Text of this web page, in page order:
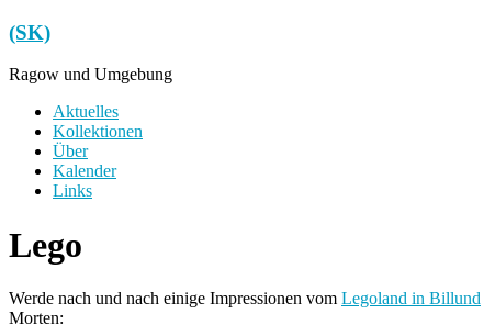
Zum
Inhalt
springen
(SK)
Ragow und Umgebung
Menü
Aktuelles
Kollektionen
Über
Kalender
Links
Lego
Werde nach und nach einige Impressionen vom Legoland in Billund
Morten: